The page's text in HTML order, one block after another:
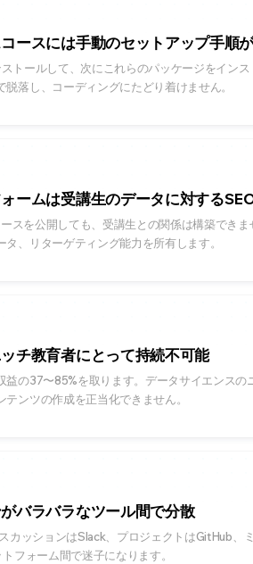
ースには手動のセットアップ手順
ストールして、次にこれらのパッケージをイン
落し、コーディングにたどり着けません。
ームは受講生のデータに対する
スを公開しても、受講生との関係は構築でき
タ、リターゲティング能力を所有します。
チ教育者にとって持続不可能
益の37〜85%を取ります。データサイエンスの
ンツの作成を正当化できません。
バラバラなツール間で分散
カッションはSlack、プロジェクトはGitHub、
フォーム間で迷子になります。